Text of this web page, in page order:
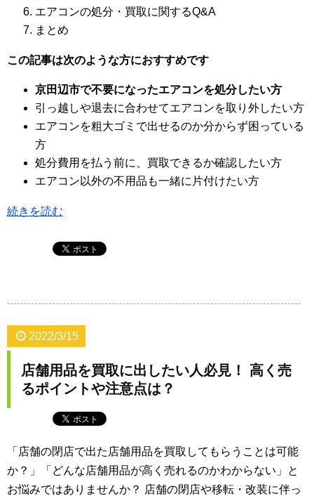
エアコンの処分・買取に関するQ&A
まとめ
この記事は次のような方におすすめです
京田辺市で不要になったエアコンを処分したい方
引っ越しや退去に合わせてエアコンを取り外したい方
エアコンを粗大ゴミで出せるのか分からず困っている
方
処分費用を払う前に、買取できるか確認したい方
エアコン以外の不用品も一緒に片付けたい方
続きを読む
2022/3/15
店舗用品を買取に出したい人必見！ 高く売
るポイントや注意点は？
「店舗の閉店で出た店舗用品を買取してもらうことは可能
か？」「どんな店舗用品が高く売れるのかわからない」と
お悩みではありませんか？ 店舗の閉店や移転・改装に伴っ